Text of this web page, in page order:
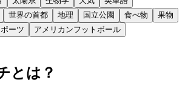
世界の首都 地理 国立公園 食べ物
果物
ーツ
アメリカンフットボール
とは？